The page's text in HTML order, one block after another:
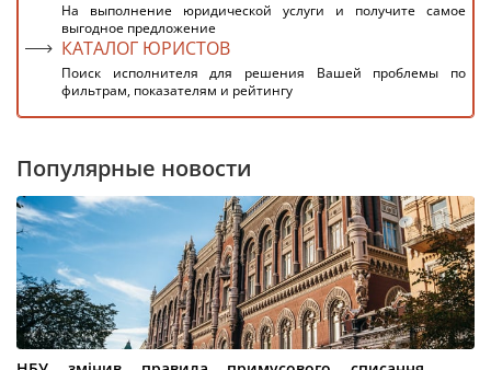
На выполнение юридической услуги и получите самое
выгодное предложение
КАТАЛОГ ЮРИСТОВ
Поиск исполнителя для решения Вашей проблемы по
фильтрам, показателям и рейтингу
Популярные новости